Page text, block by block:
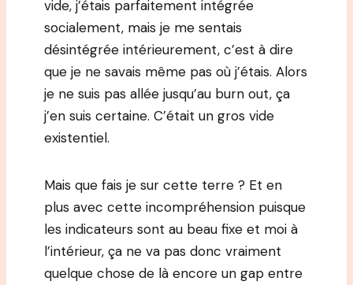
vide, j’étais parfaitement intégrée
socialement, mais je me sentais
désintégrée intérieurement, c’est à dire
que je ne savais même pas où j’étais. Alors
je ne suis pas allée jusqu’au burn out, ça
j’en suis certaine. C’était un gros vide
existentiel.
Mais que fais je sur cette terre ? Et en
plus avec cette incompréhension puisque
les indicateurs sont au beau fixe et moi à
l’intérieur, ça ne va pas donc vraiment
quelque chose de là encore un gap entre